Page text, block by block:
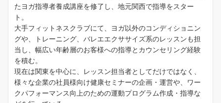
たヨガ指導者養成講座を修了し、地元関西で指導をスター
ト。
大手フィットネスクラブにて、ヨガ以外のコンディショニン
グや、トレーニング、バレエエクササイズ系のレッスンも担
当し、幅広い年齢層のお客様への指導とカウンセリング経験
を積む。
現在は関東を中心に、レッスン担当者としてだけではなく、
様々な企業の社員様向け健康セミナーの企画・運営や、ワー
クパフォーマンス向上のための運動プログラム作成・指導な